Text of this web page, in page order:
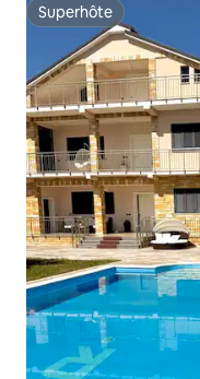
Superhôte
Superhôte